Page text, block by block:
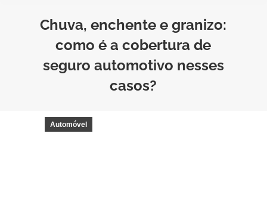
Chuva, enchente e granizo:
como é a cobertura de
seguro automotivo nesses
casos?
Automóvel